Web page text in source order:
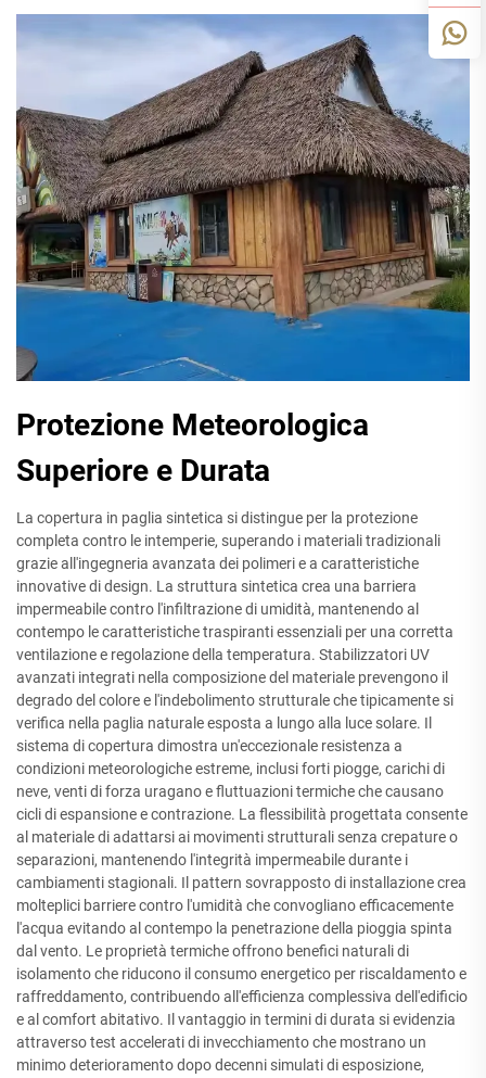
Protezione Meteorologica
Superiore e Durata
La copertura in paglia sintetica si distingue per la protezione
completa contro le intemperie, superando i materiali tradizionali
grazie all'ingegneria avanzata dei polimeri e a caratteristiche
innovative di design. La struttura sintetica crea una barriera
impermeabile contro l'infiltrazione di umidità, mantenendo al
contempo le caratteristiche traspiranti essenziali per una corretta
ventilazione e regolazione della temperatura. Stabilizzatori UV
avanzati integrati nella composizione del materiale prevengono il
degrado del colore e l'indebolimento strutturale che tipicamente si
verifica nella paglia naturale esposta a lungo alla luce solare. Il
sistema di copertura dimostra un'eccezionale resistenza a
condizioni meteorologiche estreme, inclusi forti piogge, carichi di
neve, venti di forza uragano e fluttuazioni termiche che causano
cicli di espansione e contrazione. La flessibilità progettata consente
al materiale di adattarsi ai movimenti strutturali senza crepature o
separazioni, mantenendo l'integrità impermeabile durante i
cambiamenti stagionali. Il pattern sovrapposto di installazione crea
molteplici barriere contro l'umidità che convogliano efficacemente
l'acqua evitando al contempo la penetrazione della pioggia spinta
dal vento. Le proprietà termiche offrono benefici naturali di
isolamento che riducono il consumo energetico per riscaldamento e
raffreddamento, contribuendo all'efficienza complessiva dell'edificio
e al comfort abitativo. Il vantaggio in termini di durata si evidenzia
attraverso test accelerati di invecchiamento che mostrano un
minimo deterioramento dopo decenni simulati di esposizione,